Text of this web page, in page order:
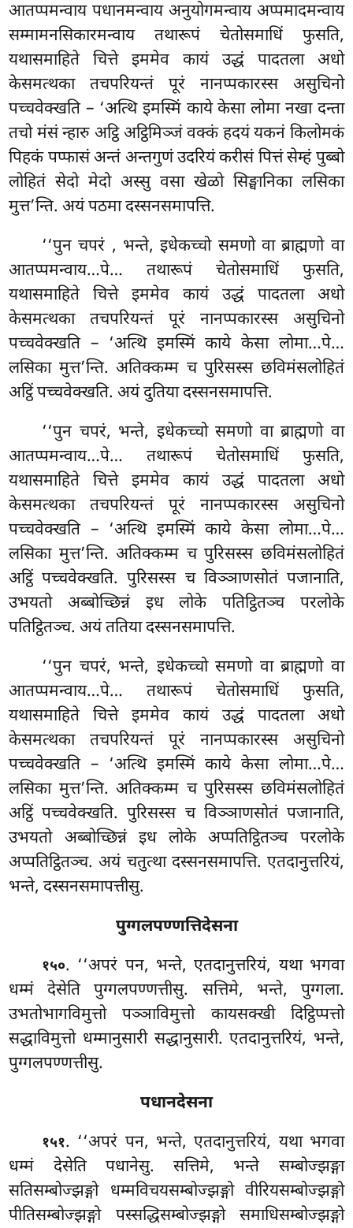
आतप्पमन्वाय पधानमन्वाय अनुयोगमन्वाय अप्पमादमन्वाय
सम्मामनसिकारमन्वाय तथारूपं चेतोसमाधिं फुसति,
यथासमाहिते चित्ते इममेव कायं उद्धं पादतला अधो
केसमत्थका तचपरियन्तं पूरं नानप्पकारस्स असुचिनो
पच्चवेक्खति – ‘अत्थि इमस्मिं काये केसा लोमा नखा दन्ता
तचो मंसं न्हारु अट्ठि अट्ठिमिञ्जं वक्कं हदयं यकनं किलोमकं
पिहकं पप्फासं अन्तं अन्तगुणं उदरियं करीसं पित्तं सेम्हं पुब्बो
लोहितं सेदो मेदो अस्सु वसा खेळो सिङ्घानिका लसिका
मुत्त’न्ति. अयं पठमा दस्सनसमापत्ति.
‘‘पुन चपरं , भन्ते, इधेकच्चो समणो वा ब्राह्मणो वा
आतप्पमन्वाय…पे… तथारूपं चेतोसमाधिं फुसति,
यथासमाहिते चित्ते इममेव कायं उद्धं पादतला अधो
केसमत्थका तचपरियन्तं पूरं नानप्पकारस्स असुचिनो
पच्चवेक्खति – ‘अत्थि इमस्मिं काये केसा लोमा…पे…
लसिका मुत्त’न्ति. अतिक्कम्म च पुरिसस्स छविमंसलोहितं
अट्ठिं पच्चवेक्खति. अयं दुतिया दस्सनसमापत्ति.
‘‘पुन चपरं, भन्ते, इधेकच्चो समणो वा ब्राह्मणो वा
आतप्पमन्वाय…पे… तथारूपं चेतोसमाधिं फुसति,
यथासमाहिते चित्ते इममेव कायं उद्धं पादतला अधो
केसमत्थका तचपरियन्तं पूरं नानप्पकारस्स असुचिनो
पच्चवेक्खति – ‘अत्थि इमस्मिं काये केसा लोमा…पे…
लसिका मुत्त’न्ति. अतिक्कम्म च पुरिसस्स छविमंसलोहितं
अट्ठिं पच्चवेक्खति. पुरिसस्स च विञ्ञाणसोतं पजानाति,
उभयतो अब्बोच्छिन्नं इध लोके पतिट्ठितञ्च परलोके
पतिट्ठितञ्च. अयं ततिया दस्सनसमापत्ति.
‘‘पुन चपरं, भन्ते, इधेकच्चो समणो वा ब्राह्मणो वा
आतप्पमन्वाय…पे… तथारूपं चेतोसमाधिं फुसति,
यथासमाहिते चित्ते इममेव कायं उद्धं पादतला अधो
केसमत्थका तचपरियन्तं पूरं नानप्पकारस्स असुचिनो
पच्चवेक्खति – ‘अत्थि इमस्मिं काये केसा लोमा…पे…
लसिका मुत्त’न्ति. अतिक्कम्म च पुरिसस्स छविमंसलोहितं
अट्ठिं पच्चवेक्खति. पुरिसस्स च विञ्ञाणसोतं पजानाति,
उभयतो अब्बोच्छिन्नं इध लोके अप्पतिट्ठितञ्च परलोके
अप्पतिट्ठितञ्च. अयं चतुत्था दस्सनसमापत्ति. एतदानुत्तरियं,
भन्ते, दस्सनसमापत्तीसु.
पुग्गलपण्णत्तिदेसना
१५०. ‘‘अपरं पन, भन्ते, एतदानुत्तरियं, यथा भगवा
धम्मं देसेति पुग्गलपण्णत्तीसु. सत्तिमे, भन्ते, पुग्गला.
उभतोभागविमुत्तो पञ्ञाविमुत्तो कायसक्खी दिट्ठिप्पत्तो
सद्धाविमुत्तो धम्मानुसारी सद्धानुसारी. एतदानुत्तरियं, भन्ते,
पुग्गलपण्णत्तीसु.
पधानदेसना
१५१. ‘‘अपरं पन, भन्ते, एतदानुत्तरियं, यथा भगवा
धम्मं देसेति पधानेसु. सत्तिमे, भन्ते सम्बोज्झङ्गा
सतिसम्बोज्झङ्गो धम्मविचयसम्बोज्झङ्गो वीरियसम्बोज्झङ्गो
पीतिसम्बोज्झङ्गो पस्सद्धिसम्बोज्झङ्गो समाधिसम्बोज्झङ्गो